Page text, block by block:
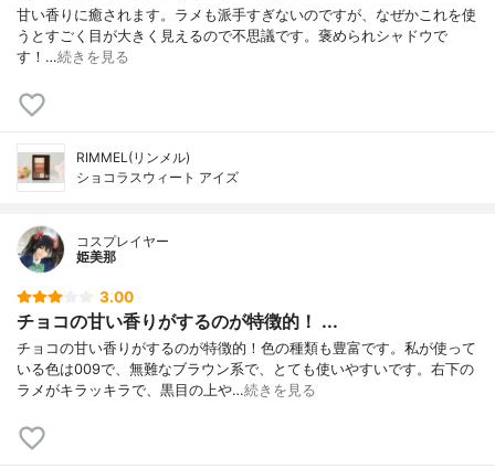
甘い香りに癒されます。ラメも派手すぎないのですが、なぜかこれを使
うとすごく目が大きく見えるので不思議です。褒められシャドウで
す！…続きを見る
RIMMEL(リンメル)
ショコラスウィート アイズ
コスプレイヤー
姫美那
3.00
チョコの甘い香りがするのが特徴的！ ...
チョコの甘い香りがするのが特徴的！色の種類も豊富です。私が使って
いる色は009で、無難なブラウン系で、とても使いやすいです。右下の
ラメがキラッキラで、黒目の上や…続きを見る